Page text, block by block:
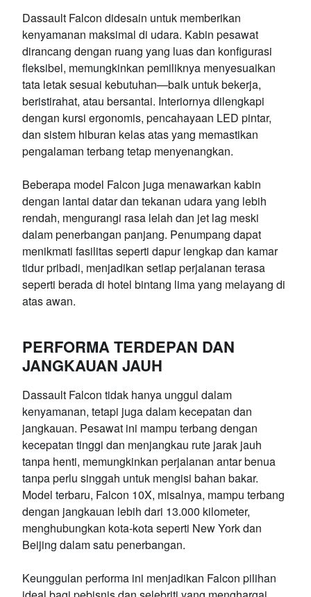
Dassault Falcon didesain untuk memberikan
kenyamanan maksimal di udara. Kabin pesawat
dirancang dengan ruang yang luas dan konfigurasi
fleksibel, memungkinkan pemiliknya menyesuaikan
tata letak sesuai kebutuhan—baik untuk bekerja,
beristirahat, atau bersantai. Interiornya dilengkapi
dengan kursi ergonomis, pencahayaan LED pintar,
dan sistem hiburan kelas atas yang memastikan
pengalaman terbang tetap menyenangkan.
Beberapa model Falcon juga menawarkan kabin
dengan lantai datar dan tekanan udara yang lebih
rendah, mengurangi rasa lelah dan jet lag meski
dalam penerbangan panjang. Penumpang dapat
menikmati fasilitas seperti dapur lengkap dan kamar
tidur pribadi, menjadikan setiap perjalanan terasa
seperti berada di hotel bintang lima yang melayang di
atas awan.
PERFORMA TERDEPAN DAN
JANGKAUAN JAUH
Dassault Falcon tidak hanya unggul dalam
kenyamanan, tetapi juga dalam kecepatan dan
jangkauan. Pesawat ini mampu terbang dengan
kecepatan tinggi dan menjangkau rute jarak jauh
tanpa henti, memungkinkan perjalanan antar benua
tanpa perlu singgah untuk mengisi bahan bakar.
Model terbaru, Falcon 10X, misalnya, mampu terbang
dengan jangkauan lebih dari 13.000 kilometer,
menghubungkan kota-kota seperti New York dan
Beijing dalam satu penerbangan.
Keunggulan performa ini menjadikan Falcon pilihan